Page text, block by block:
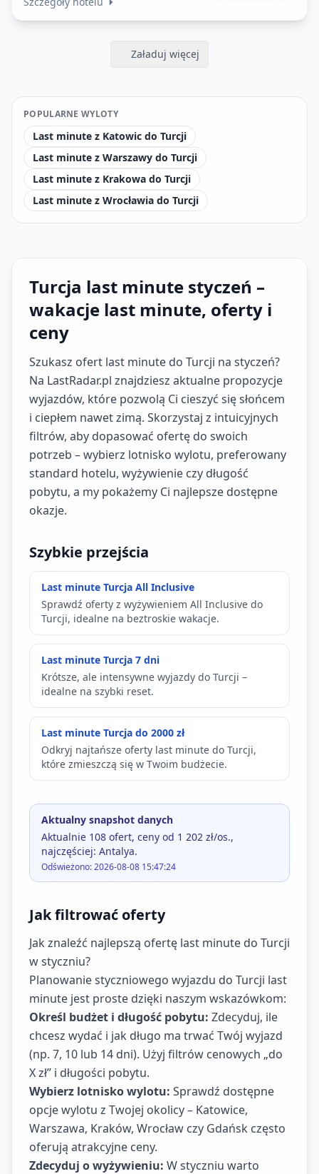
Załaduj więcej
POPULARNE WYLOTY
Last minute z Katowic do Turcji
Last minute z Warszawy do Turcji
Last minute z Krakowa do Turcji
Last minute z Wrocławia do Turcji
Turcja last minute styczeń –
wakacje last minute, oferty i
ceny
Szukasz ofert last minute do Turcji na styczeń?
Na LastRadar.pl znajdziesz aktualne propozycje
wyjazdów, które pozwolą Ci cieszyć się słońcem
i ciepłem nawet zimą. Skorzystaj z intuicyjnych
filtrów, aby dopasować ofertę do swoich
potrzeb – wybierz lotnisko wylotu, preferowany
standard hotelu, wyżywienie czy długość
pobytu, a my pokażemy Ci najlepsze dostępne
okazje.
Szybkie przejścia
Last minute Turcja All Inclusive
Sprawdź oferty z wyżywieniem All Inclusive do
Turcji, idealne na beztroskie wakacje.
Last minute Turcja 7 dni
Krótsze, ale intensywne wyjazdy do Turcji –
idealne na szybki reset.
Last minute Turcja do 2000 zł
Odkryj najtańsze oferty last minute do Turcji,
które zmieszczą się w Twoim budżecie.
Aktualny snapshot danych
Aktualnie 108 ofert, ceny od 1 202 zł/os.,
najczęściej: Antalya.
Odświeżono: 2026-08-08 15:47:24
Jak filtrować oferty
Jak znaleźć najlepszą ofertę last minute do Turcji
w styczniu?
Planowanie styczniowego wyjazdu do Turcji last
minute jest proste dzięki naszym wskazówkom:
Określ budżet i długość pobytu: Zdecyduj, ile
chcesz wydać i jak długo ma trwać Twój wyjazd
(np. 7, 10 lub 14 dni). Użyj filtrów cenowych „do
X zł” i długości pobytu.
Wybierz lotnisko wylotu: Sprawdź dostępne
opcje wylotu z Twojej okolicy – Katowice,
Warszawa, Kraków, Wrocław czy Gdańsk często
oferują atrakcyjne ceny.
Zdecyduj o wyżywieniu: W styczniu warto